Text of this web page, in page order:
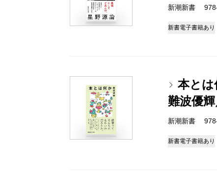
新潮新書
新書電子書籍あり
本とは
難波優
新潮新書
新書電子書籍あり